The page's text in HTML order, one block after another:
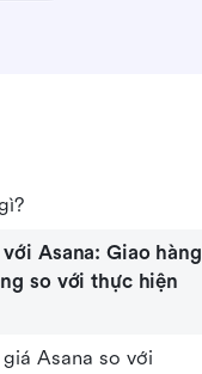
Asana: Giao hàng
so với thực hiện
Asana so với